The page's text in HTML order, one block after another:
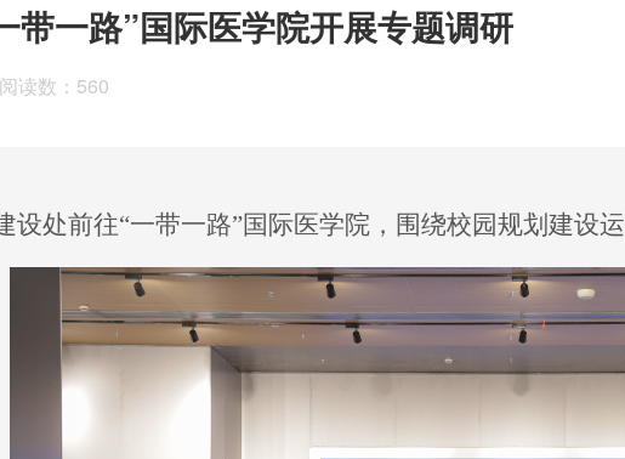
带一路”国际医学院开展专题调研
阅读数： 560
设处前往“一带一路”国际医学院，围绕校园规划建设